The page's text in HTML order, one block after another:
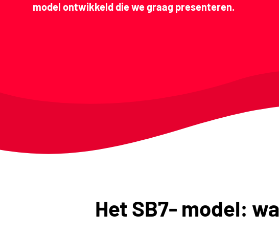
model ontwikkeld die we graag presenteren.
Het SB7- model: